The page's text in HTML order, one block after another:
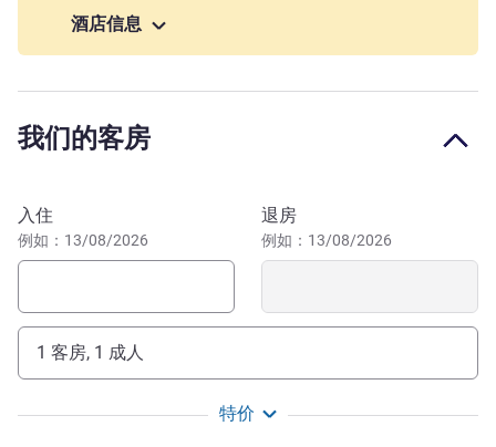
酒店搭乘有轨电车很快即可到达奥尔良市中心。各主要干道
酒店信息
我们的客房
预订此酒店
入住
例如：13/08/2026
退房
例如：13/08/2026
1 客房, 1 成人
特价